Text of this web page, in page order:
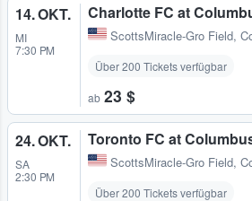
14. OKT.
MI
7:30 PM
Charlotte FC at
ScottsMiracle-Gro Field,
Über 200 Tickets verfügbar
ab 23 $
24. OKT.
SA
2:30 PM
Toronto FC at
ScottsMiracle-Gro Field,
Über 200 Tickets verfügbar